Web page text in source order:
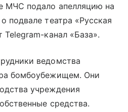
МЧС подало апелляцию на
подвале театра «Русская
канал «База».
ведомства
бомбоубежищем. Они
учреждения
средства.